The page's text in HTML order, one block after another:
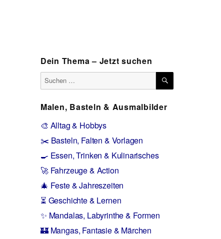
Dein Thema – Jetzt suchen
Suchen
nach:
SUCHEN
Malen, Basteln & Ausmalbilder
🎨 Alltag & Hobbys
✂️ Basteln, Falten & Vorlagen
🍳 Essen, Trinken & Kulinarisches
🚀 Fahrzeuge & Action
🎄 Feste & Jahreszeiten
⏳ Geschichte & Lernen
✨ Mandalas, Labyrinthe & Formen
🏰 Mangas, Fantasie & Märchen